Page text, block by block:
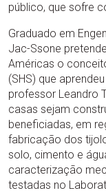
público, que sofre
Graduado em
Jac-Ssone
Américas o
(SHS) que
professor Leandro
casas sejam
beneficiadas, em
fabricação dos
solo, cimento e
caracterização
testadas no